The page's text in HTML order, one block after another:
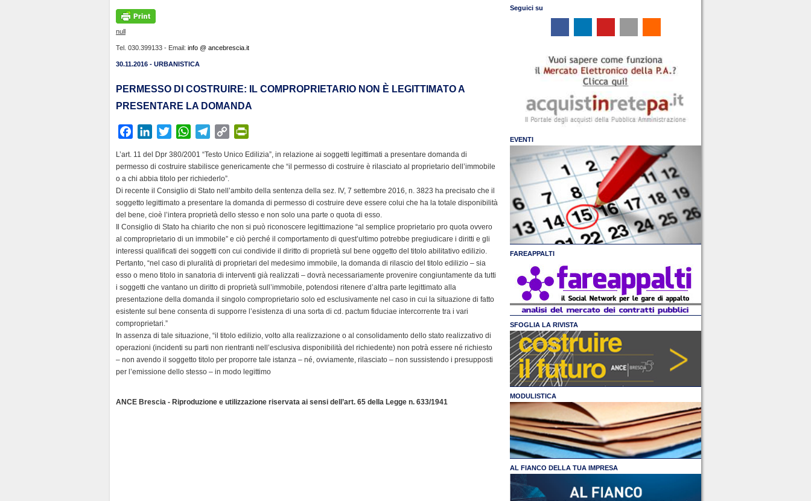
null
Tel. 030.399133 - Email: info @ ancebrescia.it
30.11.2016 - URBANISTICA
PERMESSO DI COSTRUIRE: IL COMPROPRIETARIO NON È LEGITTIMATO A
PRESENTARE LA DOMANDA
c
e
b
o
o
k
n
k
e
d
I
n
i
t
t
e
r
W
a
t
s
A
p
p
l
e
g
r
a
m
C
p
L
i
n
k
i
t
F
r
i
e
n
d
l
y
L’art. 11 del Dpr 380/2001 “Testo Unico Edilizia”, in relazione ai soggetti legittimati a presentare domanda di
permesso di costruire stabilisce genericamente che “il permesso di costruire è rilasciato al proprietario dell’immobile
o a chi abbia titolo per richiederlo”.
Di recente il Consiglio di Stato nell’ambito della sentenza della sez. IV, 7 settembre 2016, n. 3823 ha precisato che il
soggetto legittimato a presentare la domanda di permesso di costruire deve essere colui che ha la totale disponibilità
del bene, cioè l’intera proprietà dello stesso e non solo una parte o quota di esso.
Il Consiglio di Stato ha chiarito che non si può riconoscere legittimazione “al semplice proprietario pro quota ovvero
al comproprietario di un immobile” e ciò perché il comportamento di quest’ultimo potrebbe pregiudicare i diritti e gli
interessi qualificati dei soggetti con cui condivide il diritto di proprietà sul bene oggetto del titolo abilitativo edilizio.
Pertanto, “nel caso di pluralità di proprietari del medesimo immobile, la domanda di rilascio del titolo edilizio – sia
esso o meno titolo in sanatoria di interventi già realizzati – dovrà necessariamente provenire congiuntamente da tutti
i soggetti che vantano un diritto di proprietà sull’immobile, potendosi ritenere d’altra parte legittimato alla
presentazione della domanda il singolo comproprietario solo ed esclusivamente nel caso in cui la situazione di fatto
esistente sul bene consenta di supporre l’esistenza di una sorta di cd. pactum fiduciae intercorrente tra i vari
comproprietari.”
In assenza di tale situazione, “il titolo edilizio, volto alla realizzazione o al consolidamento dello stato realizzativo di
operazioni (incidenti su parti non rientranti nell’esclusiva disponibilità del richiedente) non potrà essere né richiesto
– non avendo il soggetto titolo per proporre tale istanza – né, ovviamente, rilasciato – non sussistendo i presupposti
per l’emissione dello stesso – in modo legittimo
ANCE Brescia - Riproduzione e utilizzazione riservata ai sensi dell’art. 65 della Legge n. 633/1941
Seguici su
EVENTI
FAREAPPALTI
SFOGLIA LA RIVISTA
MODULISTICA
AL FIANCO DELLA TUA IMPRESA